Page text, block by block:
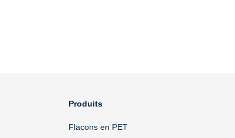
Produits
Flacons en PET